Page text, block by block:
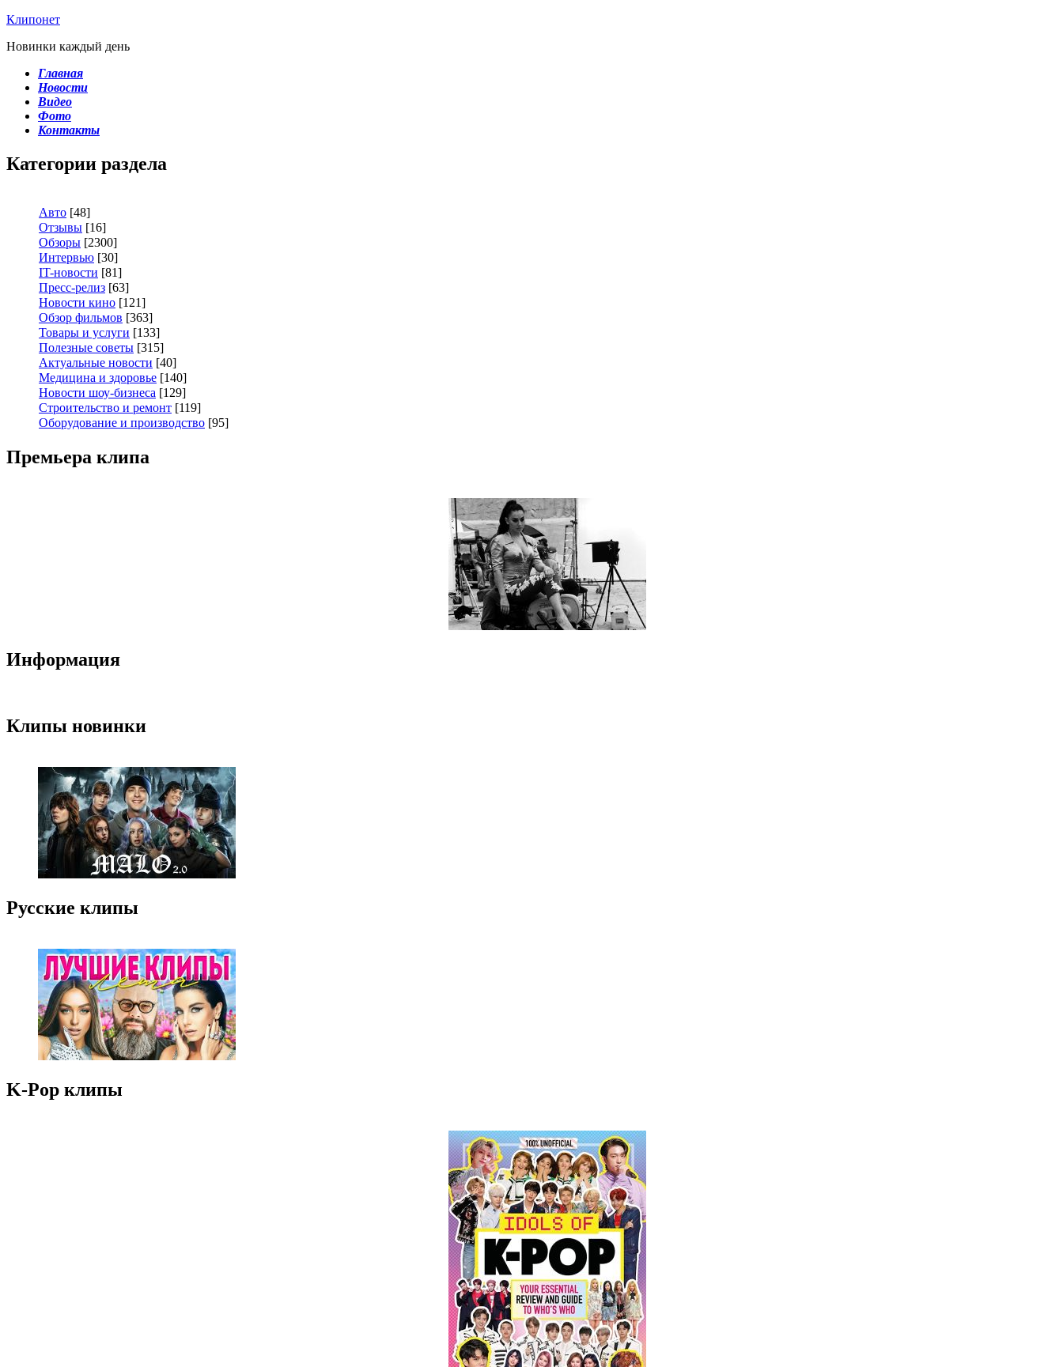
Клипонет
Новинки каждый день
Главная
Новости
Видео
Фото
Контакты
Категории раздела
Авто [48]
Отзывы [16]
Обзоры [2300]
Интервью [30]
IT-новости [81]
Пресс-релиз [63]
Новости кино [121]
Обзор фильмов [363]
Товары и услуги [133]
Полезные советы [315]
Актуальные новости [40]
Медицина и здоровье [140]
Новости шоу-бизнеса [129]
Строительство и ремонт [119]
Оборудование и производство [95]
Премьера клипа
Информация
Клипы новинки
Русские клипы
K-Pop клипы